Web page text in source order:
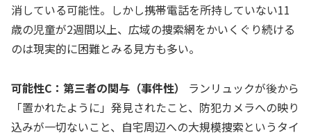
消している可能性。しかし携帯電話を所持していない11
歳の児童が2週間以上、広域の捜索網をかいくぐり続ける
のは現実的に困難とみる見方も多い。
可能性C：第三者の関与（事件性）
ランリュックが後から
「置かれたように」発見されたこと、防犯カメラへの映り
込みが一切ないこと、自宅周辺への大規模捜索というタイ